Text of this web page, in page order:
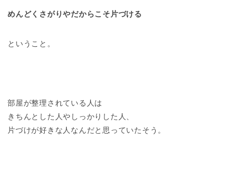
めんどくさがりやだからこそ片づける
ということ。
部屋が整理されている人は
きちんとした人やしっかりした人、
片づけが好きな人なんだと思っていたそう。